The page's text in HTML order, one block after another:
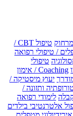
טיפול CBT /
/ טיפולי רפואה
טיפולי
Coaching / אימון
יעוץ מיסטיקה /
ותזונה /
לימודי רפואה
אלטרנטיבי בילדים